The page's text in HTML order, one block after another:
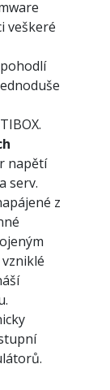
veškeré
napětí
serv.
z